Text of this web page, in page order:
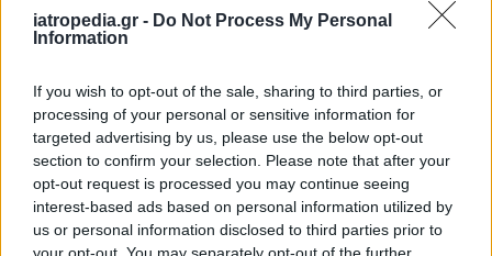
iatropedia.gr - Do Not Process My Personal
Information
If you wish to opt-out of the sale, sharing to third parties, or
processing of your personal or sensitive information for
targeted advertising by us, please use the below opt-out
section to confirm your selection. Please note that after your
opt-out request is processed you may continue seeing
interest-based ads based on personal information utilized by
us or personal information disclosed to third parties prior to
your opt-out. You may separately opt-out of the further
Νήμα: Μερικοί άνθρωποι βρίσκουν το νήμα
λιγότερο επώδυνο και καλύτερο για το
βρίσκουν χειρότερο σε σχέση πόνου και
ερεθισμού. Όλα εξαρτώνται από το σε τι
είναι ευαίσθητο το δέρμα σας, ενώ μεγάλο
ρόλο παίζει και ο αισθητικός που θα
διαλέξετε.
Λεύκανση:Μερικοί άνθρωποι δεν